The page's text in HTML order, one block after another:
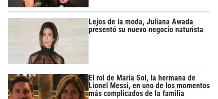
Lejos de la moda, Juliana Awada
presentó su nuevo negocio naturista
El rol de María Sol, la hermana de
Lionel Messi, en uno de los momentos
más complicados de la familia